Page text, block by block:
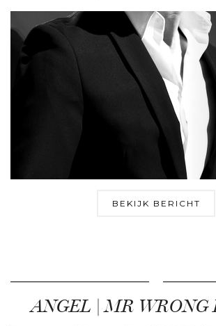
BEKIJK BERICHT
ANGEL | MR WRONG